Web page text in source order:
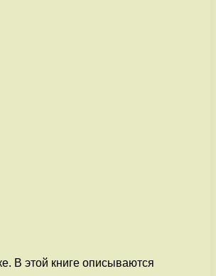
В этой книге описываются